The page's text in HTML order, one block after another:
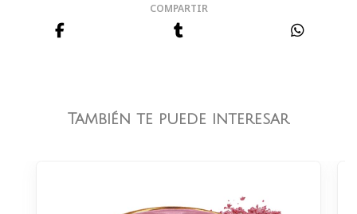
COMPARTIR
También te puede interesar